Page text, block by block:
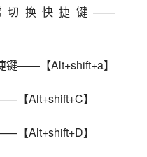
切换快捷键——
键——【Alt+shift+a】
【Alt+shift+C】
【Alt+shift+D】